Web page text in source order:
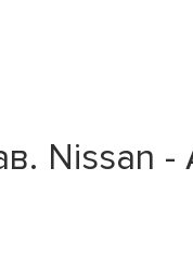
Nissan -